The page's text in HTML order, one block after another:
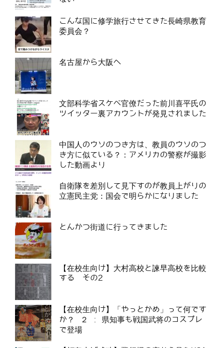
こんな国に修学旅行させてきた長崎県教育
委員会？
名古屋から大阪へ
文部科学省スケベ官僚だった前川喜平氏の
ツイッター裏アカウントが発見されました
中国人のウソのつき方は、教員のウソのつ
き方に似ている？：アメリカの警察が撮影
した動画より
自衛隊を差別して見下すのが教員上がりの
立憲民主党：国会で明らかになりました
とんかつ街道に行ってきました
【在校生向け】大村高校と諫早高校を比較
する その2
【在校生向け】「やっとかめ」って何です
か？ ２ : 県知事も戦国武将のコスプレ
で登場